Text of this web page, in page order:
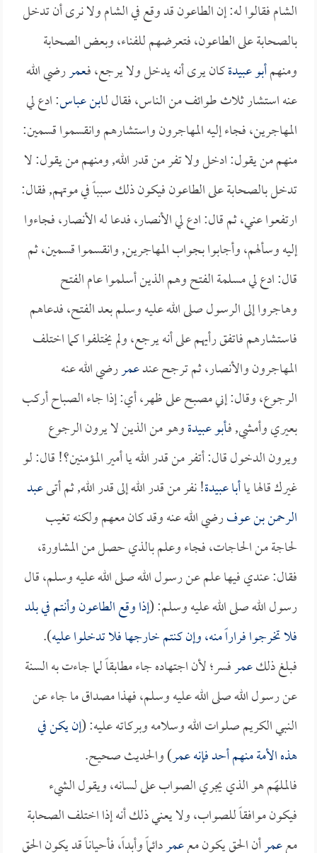
الشام فقالوا له: إن الطاعون قد وقع في الشام ولا نرى أن تدخل
بالصحابة على الطاعون، فتعرضهم للفناء، وبعض الصحابة
ومنهمأبو عبيدةكان يرى أنه يدخل ولا يرجع، فـعمررضي الله
عنه استشار ثلاث طوائف من الناس، فقال لـابن عباس: ادع لي
المهاجرين، فجاء إليه المهاجرون واستشارهم وانقسموا قسمين:
منهم من يقول: ادخل ولا تفر من قدر الله, ومنهم من يقول: لا
تدخل بالصحابة على الطاعون فيكون ذلك سبباً في موتهم, فقال:
ارتفعوا عني، ثم قال: ادع لي الأنصار، فدعا له الأنصار، فجاءوا
إليه وسألهم، وأجابوا بجواب المهاجرين, وانقسموا قسمين، ثم
قال: ادع لي مسلمة الفتح وهم الذين أسلموا عام الفتح
وهاجروا إلى الرسول صلى الله عليه وسلم بعد الفتح، فدعاهم
فاستشارهم فاتفق رأيهم على أنه يرجع، ولم يختلفوا كما اختلف
المهاجرون والأنصار، ثم ترجح عندعمررضي الله عنه
الرجوع، وقال: إني مصبح على ظهر، أي: إذا جاء الصباح أركب
بعيري وأمشي, فـأبو عبيدةوهو من الذين لا يرون الرجوع
ويرون الدخول قال: أتفر من قدر الله يا أمير المؤمنين؟! قال: لو
غيرك قالها ياأبا عبيدة! نفر من قدر الله إلى قدر الله, ثم أتىعبد
الرحمن بن عوفرضي الله عنه وقد كان معهم ولكنه تغيب
لحاجة من الحاجات، فجاء وعلم بالذي حصل من المشاورة،
فقال: عندي فيها علم عن رسول الله صلى الله عليه وسلم، قال
رسول الله صلى الله عليه وسلم: (إذا وقع الطاعون وأنتم في بلد
فلا تخرجوا فراراً منه، وإن كنتم خارجها فلا تدخلوا عليه).
فبلغ ذلكعمرفسر؛ لأن اجتهاده جاء مطابقاً لما جاءت به السنة
عن رسول الله صلى الله عليه وسلم، فهذا مصداق ما جاء عن
النبي الكريم صلوات الله وسلامه وبركاته عليه: (إن يكن في
هذه الأمة منهم أحد فإنهعمر) والحديث صحيح.
فالملهَم هو الذي يجري الصواب على لسانه، ويقول الشيء
فيكون موافقاً للصواب، ولا يعني ذلك أنه إذا اختلف الصحابة
مععمرأن الحق يكون مععمردائماً وأبداً، فأحياناً قد يكون الحق